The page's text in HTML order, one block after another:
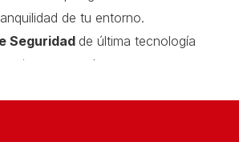
de tu entorno.
Seguridad de última tecnología
completos, estamos